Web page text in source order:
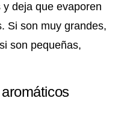
deja que evaporen
Si son muy grandes,
son pequeñas,